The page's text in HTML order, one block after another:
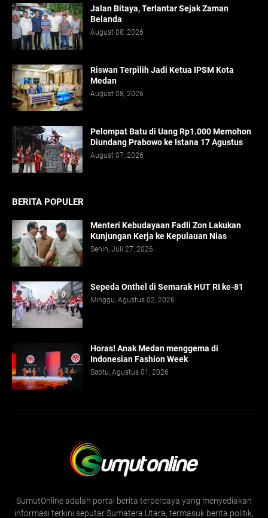
Jalan Bitaya, Terlantar Sejak Zaman
Belanda
August 08, 2026
Riswan Terpilih Jadi Ketua IPSM Kota
Medan
August 08, 2026
Pelompat Batu di Uang Rp1.000 Memohon
Diundang Prabowo ke Istana 17 Agustus
August 07, 2026
BERITA POPULER
Menteri Kebudayaan Fadli Zon Lakukan
Kunjungan Kerja ke Kepulauan Nias
Senin, Juli 27, 2026
Sepeda Onthel di Semarak HUT RI ke-81
Minggu, Agustus 02, 2026
Horas! Anak Medan menggema di
Indonesian Fashion Week
Sabtu, Agustus 01, 2026
SumutOnline adalah portal berita terpercaya yang menyediakan
informasi terkini seputar Sumatera Utara, termasuk berita politik,